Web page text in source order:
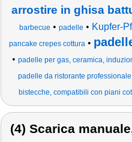
arrostire in ghisa
barbecue • padelle • Kupfer-
pancake crepes cottura •
• padelle per gas, ceramica,
padelle da ristorante
bistecche, compatibili con piani
(4) Scarica